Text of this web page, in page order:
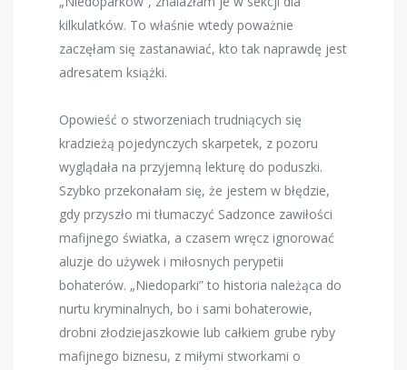
kilkulatków. To właśnie wtedy poważnie
zaczęłam się zastanawiać, kto tak naprawdę jest
adresatem książki.
Opowieść o stworzeniach trudniących się
kradzieżą pojedynczych skarpetek, z pozoru
wyglądała na przyjemną lekturę do poduszki.
Szybko przekonałam się, że jestem w błędzie,
gdy przyszło mi tłumaczyć Sadzonce zawiłości
mafijnego światka, a czasem wręcz ignorować
aluzje do używek i miłosnych perypetii
bohaterów. „Niedoparki” to historia należąca do
nurtu kryminalnych, bo i sami bohaterowie,
drobni złodziejaszkowie lub całkiem grube ryby
mafijnego biznesu, z miłymi stworkami o